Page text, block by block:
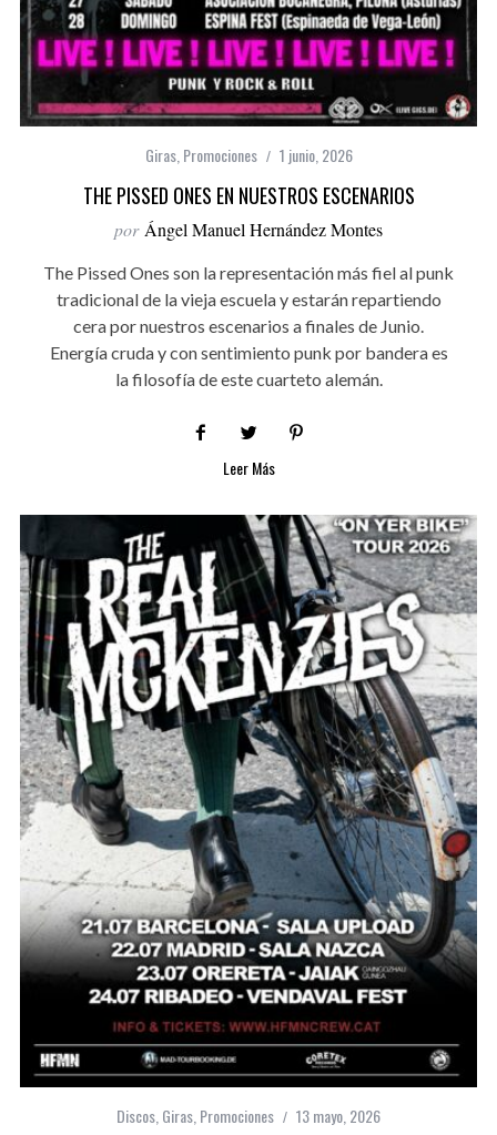
Giras,Promociones 1 junio, 2026
THE PISSED ONES EN NUESTROS ESCENARIOS
por Ángel Manuel Hernández Montes
The Pissed Ones son la representación más fiel al punk
tradicional de la vieja escuela y estarán repartiendo
cera por nuestros escenarios a finales de Junio.
Energía cruda y con sentimiento punk por bandera es
la filosofía de este cuarteto alemán.
Leer Más
Discos Giras Promociones 13 mayo, 2026